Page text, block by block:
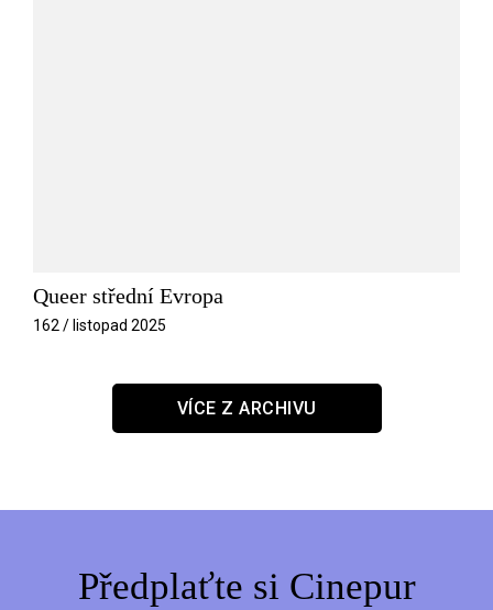
Queer střední Evropa
162 / listopad 2025
VÍCE Z ARCHIVU
Předplaťte si Cinepur